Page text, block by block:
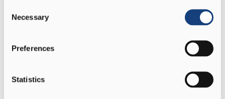
Selection
Necessary
Preferences
Statistics